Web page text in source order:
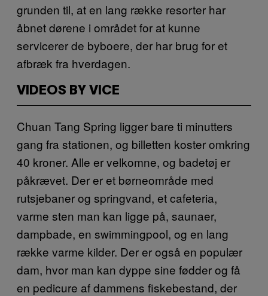
grunden til, at en lang række resorter har
åbnet dørene i området for at kunne
servicerer de byboere, der har brug for et
afbræk fra hverdagen.
VIDEOS BY VICE
Chuan Tang Spring ligger bare ti minutters
gang fra stationen, og billetten koster omkring
40 kroner. Alle er velkomne, og badetøj er
påkrævet. Der er et børneområde med
rutsjebaner og springvand, et cafeteria,
varme sten man kan ligge på, saunaer,
dampbade, en swimmingpool, og en lang
række varme kilder. Der er også en populær
dam, hvor man kan dyppe sine fødder og få
en pedicure af dammens fiskebestand, der